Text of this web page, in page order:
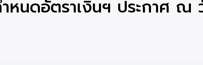
หนดอัตราเงินฯ ประกาศ